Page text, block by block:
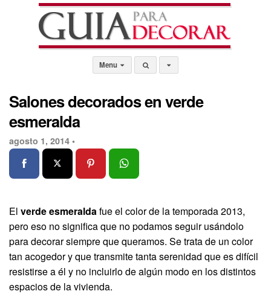
Menu
Salones decorados en verde
esmeralda
agosto 1, 2014 •
El verde esmeraldafue el color de la temporada 2013,
pero eso no significa que no podamos seguir usándolo
para decorar siempre que queramos. Se trata de un color
tan acogedor y que transmite tanta serenidad que es difícil
resistirse a él y no incluirlo de algún modo en los distintos
espacios de la vivienda.